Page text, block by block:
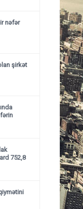
nəfər
şirkət
752,8
qiymətini